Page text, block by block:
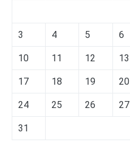
3 4 5 6
10 11 12 13
17 18 19 20
24 25 26 27
31